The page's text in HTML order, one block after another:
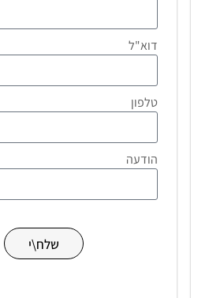
דוא"ל
טלפון
הודעה
שלח\י